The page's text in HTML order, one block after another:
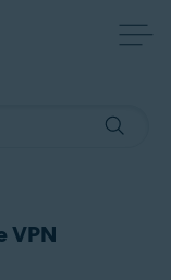
VPN